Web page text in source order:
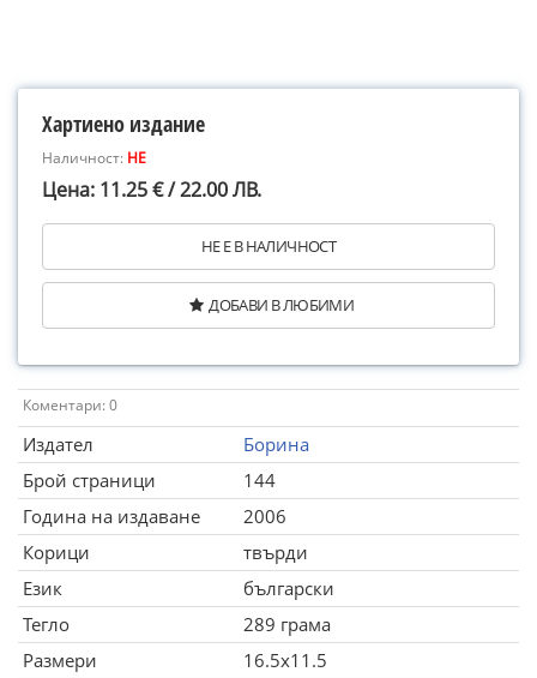
Хартиено издание
Наличност: НЕ
Цена: 11.25 € / 22.00 ЛВ.
НЕ Е В НАЛИЧНОСТ
ДОБАВИ В ЛЮБИМИ
Коментари: 0
Издател
Борина
Брой страници
144
Година на издаване
2006
Корици
твърди
Език
български
Тегло
289 грама
Размери
16.5x11.5